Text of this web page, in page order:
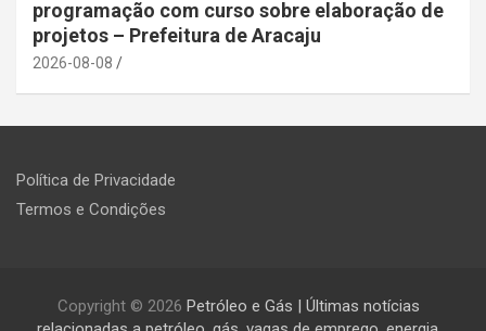
programação com curso sobre elaboração de
projetos – Prefeitura de Aracaju
2026-08-08
Política de Privacidade
Termos e Condições
Copyright © 2026 Petróleo e Gás | Últimas notícias